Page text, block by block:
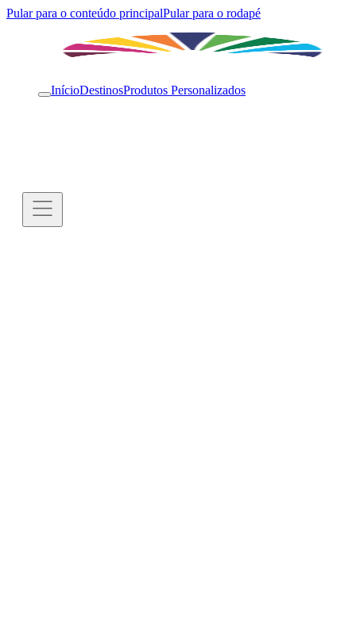
Pular para o conteúdo principalPular para o rodapé
InícioDestinosProdutos Personalizados